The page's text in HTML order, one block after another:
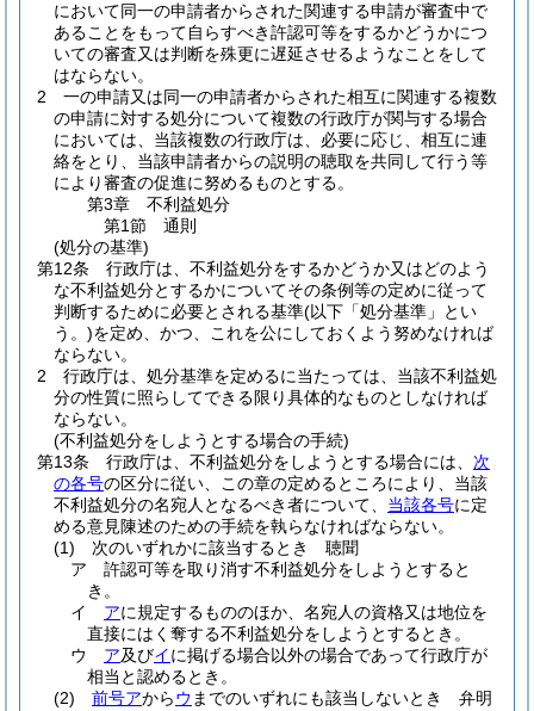
において同一の申請者からされた関連する申請が審査中で
あることをもって自らすべき許認可等をするかどうかにつ
いての審査又は判断を殊更に遅延させるようなことをして
はならない。
2
一の申請又は同一の申請者からされた相互に関連する複数
の申請に対する処分について複数の行政庁が関与する場合
においては、当該複数の行政庁は、必要に応じ、相互に連
絡をとり、当該申請者からの説明の聴取を共同して行う等
により審査の促進に努めるものとする。
第3章
不利益処分
第1節
通則
(処分の基準)
第12条
行政庁は、不利益処分をするかどうか又はどのよう
な不利益処分とするかについてその条例等の定めに従って
判断するために必要とされる基準(以下「処分基準」とい
う。)を定め、かつ、これを公にしておくよう努めなければ
ならない。
2
行政庁は、処分基準を定めるに当たっては、当該不利益処
分の性質に照らしてできる限り具体的なものとしなければ
ならない。
(不利益処分をしようとする場合の手続)
第13条
行政庁は、不利益処分をしようとする場合には、 次
の各号の区分に従い、この章の定めるところにより、当該
不利益処分の名宛人となるべき者について、 当該各号に定
める意見陳述のための手続を執らなければならない。
(1)
次のいずれかに該当するとき 聴聞
ア
許認可等を取り消す不利益処分をしようとすると
き。
イ
アに規定するもののほか、名宛人の資格又は地位を
直接にはく奪する不利益処分をしようとするとき。
ウ
ア及びイに掲げる場合以外の場合であって行政庁が
相当と認めるとき。
(2)
前号アからウ までのいずれにも該当しないとき 弁明